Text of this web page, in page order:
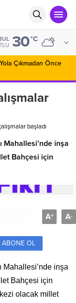
30°C
Çıkmadan Önce
başladı
Mahallesi’nde inşa
Bahçesi için
A+ A-
ABONE OL
Mahallesi’nde inşa
Bahçesi için
olacak millet